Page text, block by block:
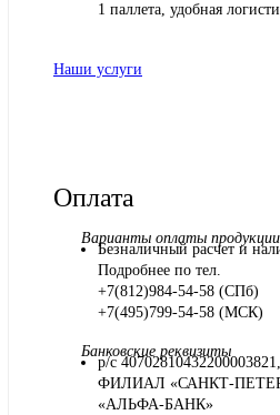
1 паллета, удобная
Наши услуги
Оплата
Варианты оплаты продукции
Безналичный расчет и
Подробнее по тел.
+7(812)984-54-58 (СПб)
+7(495)799-54-58 (МСК)
Банковские реквизиты
р/с 40702810432200003821,
ФИЛИАЛ «САНКТ-
«АЛЬФА-БАНК»